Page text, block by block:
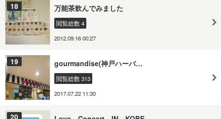
18 万能茶飲んでみました
閲覧総数 4
2012.09.16 00:27
19 gourmandise(神戸ハーバ…
閲覧総数 313
2017.07.22 11:30
20